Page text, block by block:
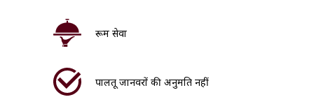
रूम सेवा
पालतू जानवरों की अनुमति नहीं